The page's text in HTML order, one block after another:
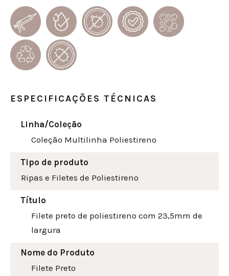
ESPECIFICAÇÕES TÉCNICAS
Linha/Coleção
Coleção Multilinha Poliestireno
Tipo de produto
Ripas e Filetes de Poliestireno
Título
Filete preto de poliestireno com 23,5mm de
largura
Nome do Produto
Filete Preto